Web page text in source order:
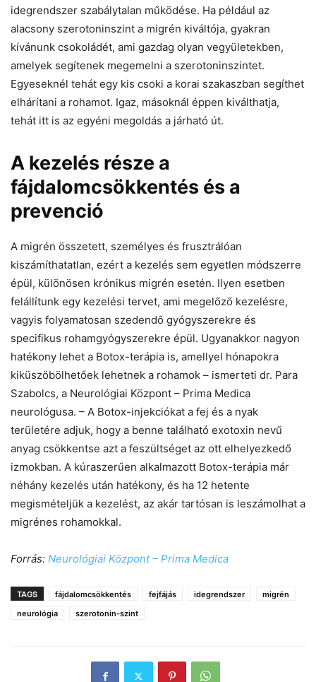
idegrendszer szabálytalan működése. Ha például az
alacsony szerotoninszint a migrén kiváltója, gyakran
kívánunk csokoládét, ami gazdag olyan vegyületekben,
amelyek segítenek megemelni a szerotoninszintet.
Egyeseknél tehát egy kis csoki a korai szakaszban segíthet
elhárítani a rohamot. Igaz, másoknál éppen kiválthatja,
tehát itt is az egyéni megoldás a járható út.
A kezelés része a
fájdalomcsökkentés és a
prevenció
A migrén összetett, személyes és frusztrálóan
kiszámíthatatlan, ezért a kezelés sem egyetlen módszerre
épül, különösen krónikus migrén esetén. Ilyen esetben
felállítunk egy kezelési tervet, ami megelőző kezelésre,
vagyis folyamatosan szedendő gyógyszerekre és
specifikus rohamgyógyszerekre épül. Ugyanakkor nagyon
hatékony lehet a Botox-terápia is, amellyel hónapokra
kiküszöbölhetőek lehetnek a rohamok – ismerteti dr. Para
Szabolcs, a Neurológiai Központ – Prima Medica
neurológusa. – A Botox-injekciókat a fej és a nyak
területére adjuk, hogy a benne található exotoxin nevű
anyag csökkentse azt a feszültséget az ott elhelyezkedő
izmokban. A kúraszerűen alkalmazott Botox-terápia már
néhány kezelés után hatékony, és ha 12 hetente
megismételjük a kezelést, az akár tartósan is leszámolhat a
migrénes rohamokkal.
Forrás: Neurológiai Központ – Prima Medica
TAGS fájdalomcsökkentés fejfájás idegrendszer
migrén
neurológia
szerotonin-szint